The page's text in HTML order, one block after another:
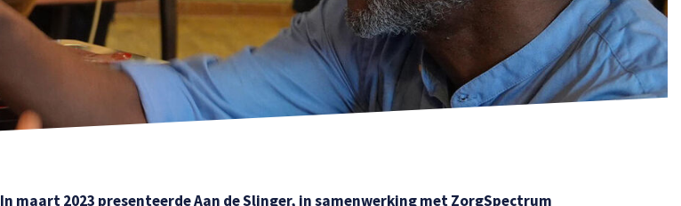
In maart 2023 presenteerde Aan de Slinger, in samenwerking met ZorgSpectrum